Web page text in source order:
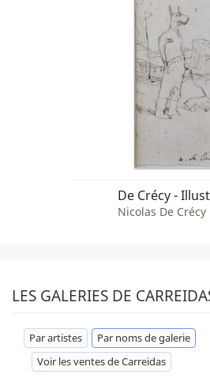
De Crécy -
Nicolas De Crécy
LES GALERIES DE
Par artistes
Par noms de galerie
Voir les ventes de Carreidas